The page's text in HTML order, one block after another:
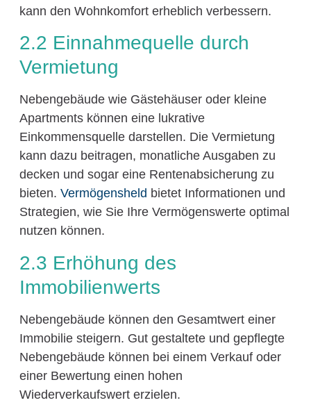
kann den Wohnkomfort erheblich verbessern.
2.2 Einnahmequelle durch
Vermietung
Nebengebäude wie Gästehäuser oder kleine
Apartments können eine lukrative
Einkommensquelle darstellen. Die Vermietung
kann dazu beitragen, monatliche Ausgaben zu
decken und sogar eine Rentenabsicherung zu
bieten. Vermögensheld bietet Informationen und
Strategien, wie Sie Ihre Vermögenswerte optimal
nutzen können.
2.3 Erhöhung des
Immobilienwerts
Nebengebäude können den Gesamtwert einer
Immobilie steigern. Gut gestaltete und gepflegte
Nebengebäude können bei einem Verkauf oder
einer Bewertung einen hohen
Wiederverkaufswert erzielen.